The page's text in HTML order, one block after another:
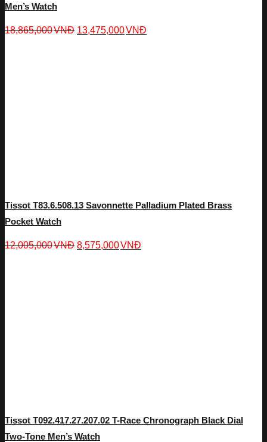
Men’s Watch
18,865,000VNĐ 13,475,000VNĐ
Tissot T83.6.508.13 Savonnette Palladium Plated Brass
Pocket Watch
12,005,000VNĐ 8,575,000VNĐ
Tissot T092.417.27.207.02 T-Race Chronograph Black Dial
Two-Tone Men’s Watch